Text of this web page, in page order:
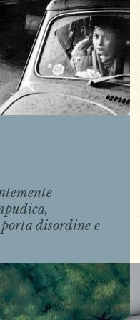
disordine e